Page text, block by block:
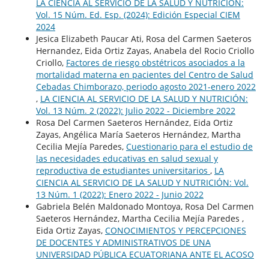
LA CIENCIA AL SERVICIO DE LA SALUD Y NUTRICIÓN:
Vol. 15 Núm. Ed. Esp. (2024): Edición Especial CIEM
2024
Jesica Elizabeth Paucar Ati, Rosa del Carmen Saeteros
Hernandez, Eida Ortiz Zayas, Anabela del Rocio Criollo
Criollo, Factores de riesgo obstétricos asociados a la
mortalidad materna en pacientes del Centro de Salud
Cebadas Chimborazo, periodo agosto 2021-enero 2022
, LA CIENCIA AL SERVICIO DE LA SALUD Y NUTRICIÓN:
Vol. 13 Núm. 2 (2022): Julio 2022 - Diciembre 2022
Rosa Del Carmen Saeteros Hernández, Eida Ortiz
Zayas, Angélica María Saeteros Hernández, Martha
Cecilia Mejía Paredes, Cuestionario para el estudio de
las necesidades educativas en salud sexual y
reproductiva de estudiantes universitarios , LA
CIENCIA AL SERVICIO DE LA SALUD Y NUTRICIÓN: Vol.
13 Núm. 1 (2022): Enero 2022 - Junio 2022
Gabriela Belén Maldonado Montoya, Rosa Del Carmen
Saeteros Hernández, Martha Cecilia Mejía Paredes ,
Eida Ortiz Zayas, CONOCIMIENTOS Y PERCEPCIONES
DE DOCENTES Y ADMINISTRATIVOS DE UNA
UNIVERSIDAD PÚBLICA ECUATORIANA ANTE EL ACOSO